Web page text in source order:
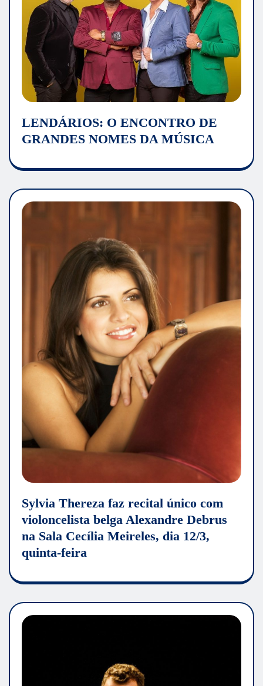
LENDÁRIOS: O ENCONTRO DE
GRANDES NOMES DA MÚSICA
Sylvia Thereza faz recital único com
violoncelista belga Alexandre Debrus
na Sala Cecília Meireles, dia 12/3,
quinta-feira